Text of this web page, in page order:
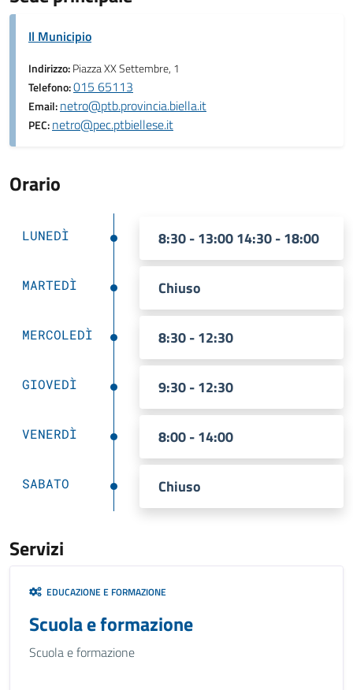
Il Municipio
Indirizzo:Piazza XX Settembre, 1
Telefono:015 65113
Email:netro@ptb.provincia.biella.it
PEC:netro@pec.ptbiellese.it
Orario
LUNEDÌ 8:30 - 13:00 14:30 - 18:00
MARTEDÌ Chiuso
MERCOLEDÌ 8:30 - 12:30
GIOVEDÌ 9:30 - 12:30
VENERDÌ 8:00 - 14:00
SABATO Chiuso
Servizi
EDUCAZIONE E FORMAZIONE
Scuola e formazione
Scuola e formazione